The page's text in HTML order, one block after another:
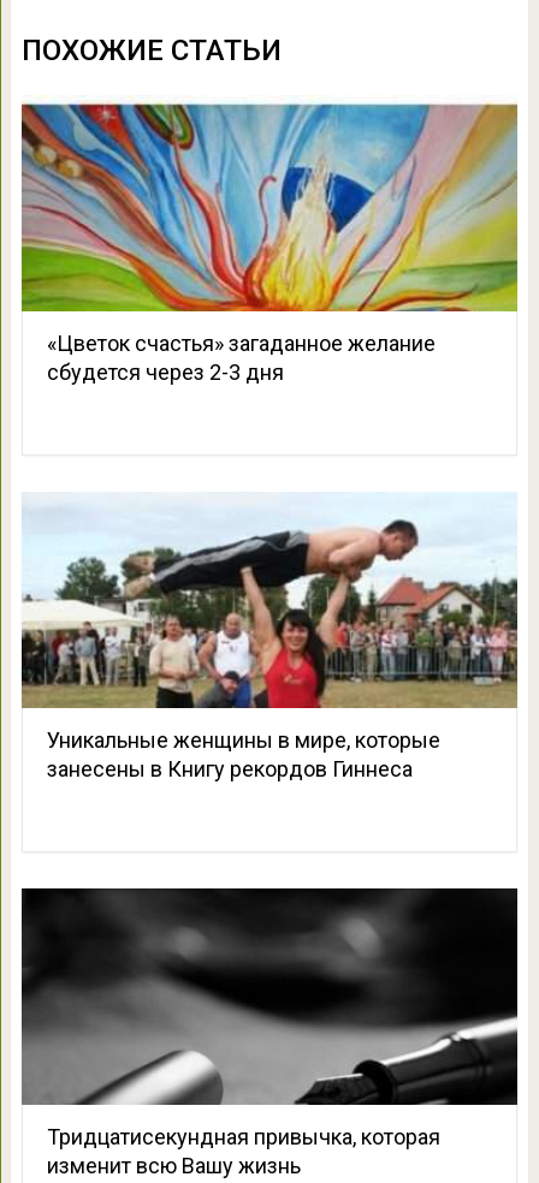
ПОХОЖИЕ СТАТЬИ
«Цветок счастья» загаданное желание
сбудется через 2-3 дня
Уникальные женщины в мире, которые
занесены в Книгу рекордов Гиннеса
Тридцатисекундная привычка, которая
изменит всю Вашу жизнь